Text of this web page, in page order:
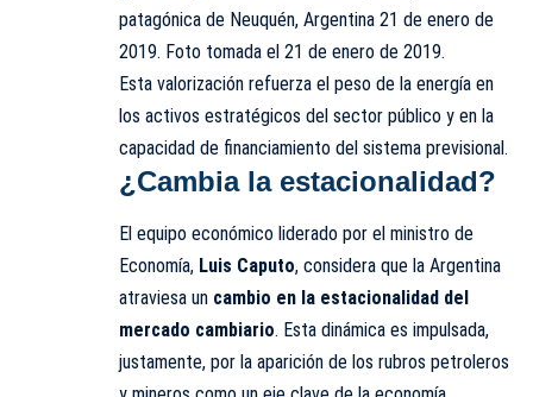
patagónica de Neuquén, Argentina 21 de enero de
2019. Foto tomada el 21 de enero de 2019.
Esta valorización refuerza el peso de la energía en
los activos estratégicos del sector público y en la
capacidad de financiamiento del sistema previsional.
¿Cambia la estacionalidad?
El equipo económico liderado por el ministro de
Economía, Luis Caputo, considera que la Argentina
atraviesa un cambio en la estacionalidad del
mercado cambiario. Esta dinámica es impulsada,
justamente, por la aparición de los rubros petroleros